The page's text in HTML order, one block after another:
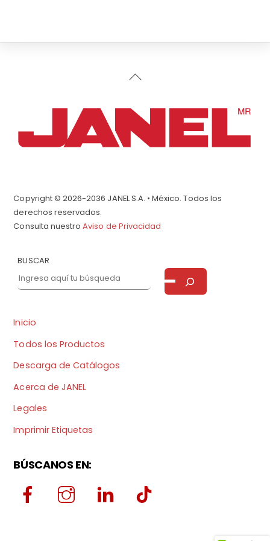
Back
Copyright © 2026-2036 JANEL S.A. • México. Todos los
derechos reservados.
Consulta nuestroAviso de Privacidad
BUSCAR
Inicio
Todos los Productos
Descarga de Catálogos
Acerca de JANEL
Legales
Imprimir Etiquetas
BÚSCANOS EN: